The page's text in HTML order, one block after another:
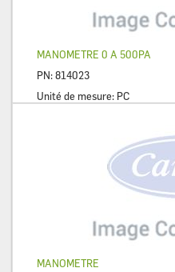
MANOMETRE 0 A 500PA
PN:814023
Unité de mesure: PC
MANOMETRE